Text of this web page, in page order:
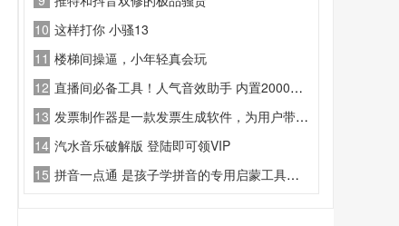
10 这样打你 小骚13
11 楼梯间操逼，小年轻真会玩
12 直播间必备工具！人气音效助手 内置2000种常用直播场景音效
13 发票制作器是一款发票生成软件，为用户带来丰富的发票模板
14 汽水音乐破解版 登陆即可领VIP
15 拼音一点通 是孩子学拼音的专用启蒙工具，标准发音、系统教学、趣味练习、，幼小衔接必备，轻松打好语文基础